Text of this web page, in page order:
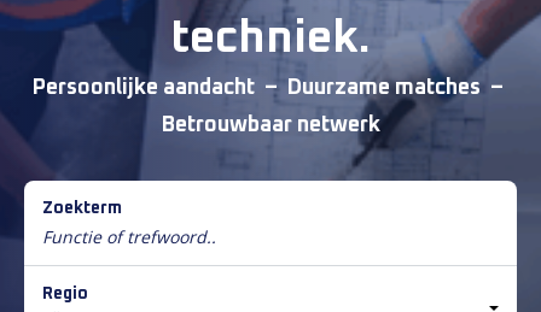
techniek.
Persoonlijke aandacht – Duurzame matches –
Betrouwbaar netwerk
Zoekterm
Regio